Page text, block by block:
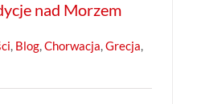
nad Morzem
, Blog,Chorwacja,Grecja,